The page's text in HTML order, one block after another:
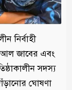
নির্বাহী
আল জাবের এবং
সদস্য
ঘোষণা